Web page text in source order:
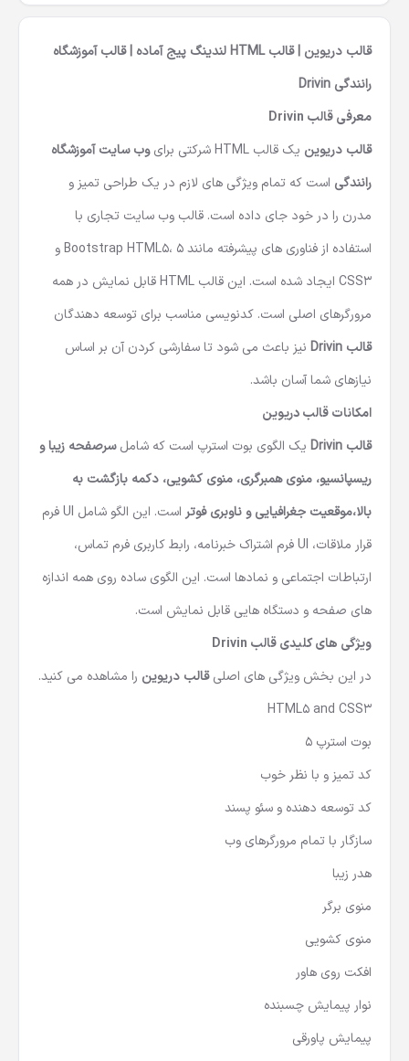
قالب دریوین | قالب HTML لندینگ پیج آماده | قالب آموزشگاه
رانندگی Drivin
معرفی قالب Drivin
قالب دریوین یک قالب HTML شرکتی برایوب سایت آموزشگاه
رانندگی است که تمام ویژگی های لازم در یک طراحی تمیز و
مدرن را در خود جای داده است. قالب وب سایت تجاری با
استفاده از فناوری های پیشرفته مانند Bootstrap HTML5، 5 و
CSS3 ایجاد شده است. این
قالب HTML
قابل نمایش در همه
مرورگرهای اصلی است. کدنویسی مناسب برای توسعه دهندگان
قالب Drivin
نیز باعث می شود تا سفارشی کردن آن بر اساس
نیازهای شما آسان باشد.
امکانات قالب دریوین
قالب Drivin
یک الگوی بوت استرپ است که شاملسرصفحه زیبا و
ریسپانسیو، منوی همبرگری، منوی کشویی، دکمه بازگشت به
بالا،موقعیت جغرافیایی و ناوبری فوتر
است. این الگو شامل UI فرم
قرار ملاقات، UI فرم اشتراک خبرنامه، رابط کاربری فرم تماس،
ارتباطات اجتماعی و نمادها است. این الگوی ساده روی همه اندازه
های صفحه و دستگاه هایی قابل نمایش است.
ویژگی های کلیدیقالب Drivin
در این بخش ویژگی های اصلیقالب دریوین را مشاهده می کنید.
HTML5 and CSS3
بوت استرپ 5
کد تمیز و با نظر خوب
کد توسعه دهنده و سئو پسند
سازگار با تمام مرورگرهای وب
هدر زیبا
منوی برگر
منوی کشویی
افکت روی هاور
نوار پیمایش چسبنده
پیمایش پاورقی